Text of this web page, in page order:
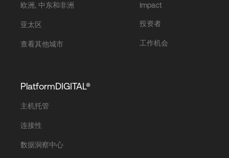
欧洲, 中东和非洲
亚太区
查看其他城市
Impact
投资者
工作机会
PlatformDIGITAL®
主机托管
连接性
数据洞察中心